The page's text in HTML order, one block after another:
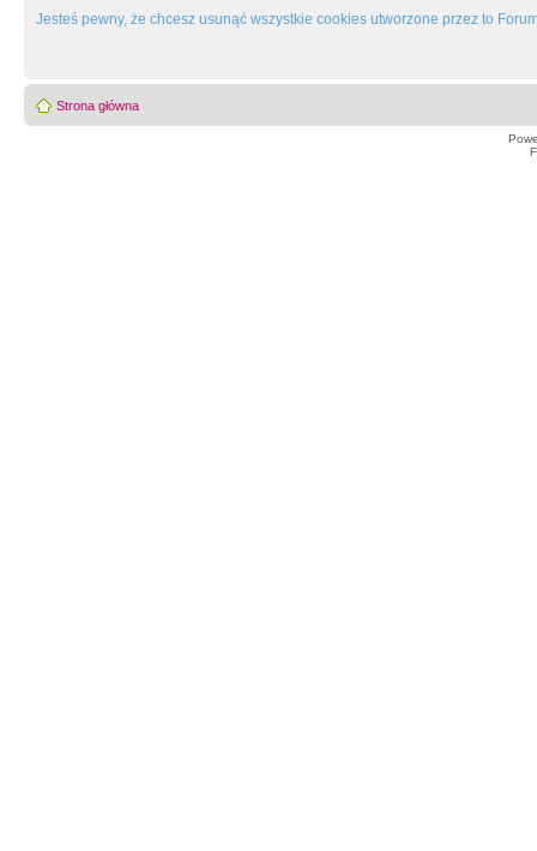
Jesteś pewny, że chcesz usunąć wszystkie cookies utworzone przez to
Strona główna